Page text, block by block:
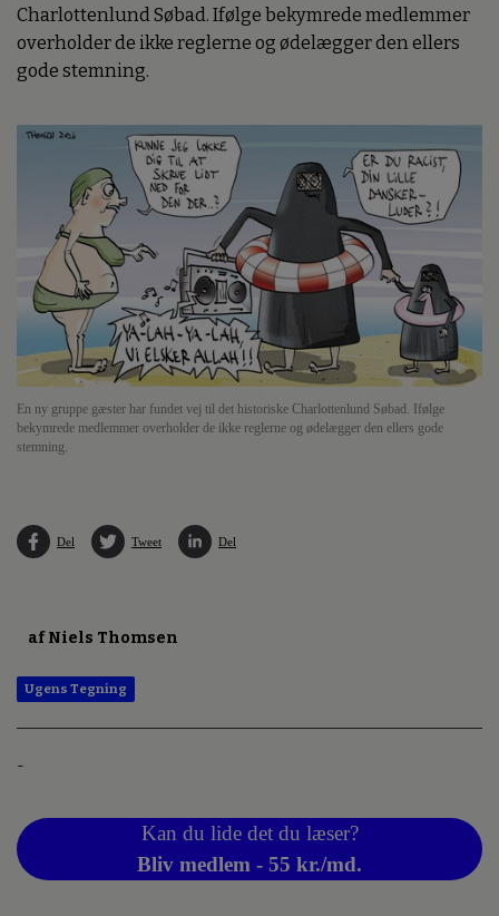
Charlottenlund Søbad. Ifølge bekymrede medlemmer
overholder de ikke reglerne og ødelægger den ellers
gode stemning.
En ny gruppe gæster har fundet vej til det historiske Charlottenlund Søbad. Ifølge
bekymrede medlemmer overholder de ikke reglerne og ødelægger den ellers gode
stemning.
Del Tweet Del
af Niels Thomsen
Ugens Tegning
-
Kan du lide det du læser?
Bliv medlem - 55 kr./md.